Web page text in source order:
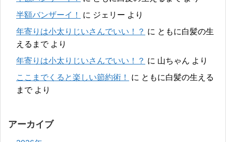
半額バンザーイ！
に ジェリー より
年寄りは小太りじいさんでいい！？ に ともに白髪の生
えるまでより
年寄りは小太りじいさんでいい！？ に 山ちゃん より
ここまでくると楽しい節約術！
に ともに白髪の生える
までより
アーカイブ